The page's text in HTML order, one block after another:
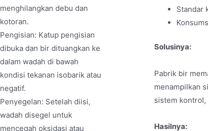
menghilangkan debu dan
kotoran.
Pengisian: Katup pengisian
dibuka dan bir dituangkan ke
dalam wadah di bawah
kondisi tekanan isobarik atau
negatif.
Penyegelan: Setelah diisi,
wadah disegel untuk
mencegah oksidasi atau
Standar
Solusinya:
Pabrik bir
menampilkan
sistem
Hasilnya: